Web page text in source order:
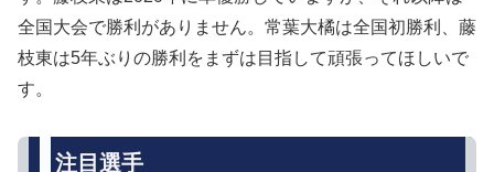
全国大会で勝利がありません。常葉大橘は全国初勝利、藤
枝東は5年ぶりの勝利をまずは目指して頑張ってほしいで
す。
注目選手